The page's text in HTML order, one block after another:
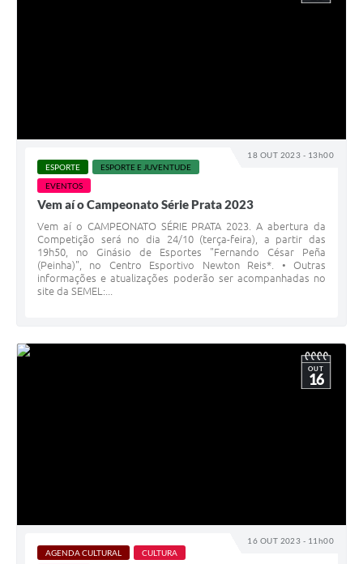
18 OUT 2023 - 13h00
ESPORTE
ESPORTE E JUVENTUDE
EVENTOS
Vem aí o Campeonato Série Prata 2023
Vem aí o CAMPEONATO SÉRIE PRATA 2023. A abertura da
Competição será no dia 24/10 (terça-feira), a partir das
19h50, no Ginásio de Esportes "Fernando César Peña
(Peinha)", no Centro Esportivo Newton Reis*. • Outras
informações e atualizações poderão ser acompanhadas no
site da SEMEL:...
16 OUT 2023 - 11h00
OUT
16
AGENDA CULTURAL
CULTURA